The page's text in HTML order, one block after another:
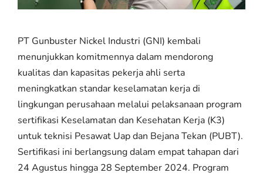
PT Gunbuster Nickel Industri (GNI) kembali
menunjukkan komitmennya dalam mendorong
kualitas dan kapasitas pekerja ahli serta
meningkatkan standar keselamatan kerja di
lingkungan perusahaan melalui pelaksanaan program
sertifikasi Keselamatan dan Kesehatan Kerja (K3)
untuk teknisi Pesawat Uap dan Bejana Tekan (PUBT).
Sertifikasi ini berlangsung dalam empat tahapan dari
24 Agustus hingga 28 September 2024. Program